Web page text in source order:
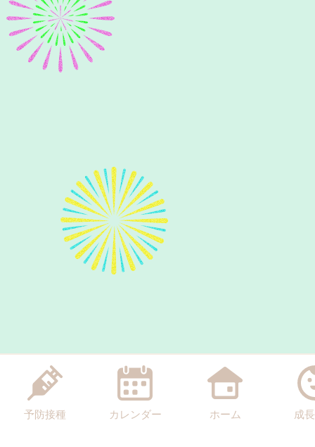
予防接種 カレンダー ホーム 成